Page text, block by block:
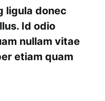
ligula donec
Id odio
nullam vitae
etiam quam